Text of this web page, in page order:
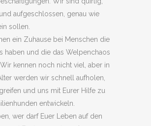
aufgeschlossen, genau wie
sollen.
ein Zuhause bei Menschen die
haben und die das Welpenchaos
kennen noch nicht viel, aber in
werden wir schnell aufholen,
und uns mit Eurer Hilfe zu
entwickeln.
wer darf Euer Leben auf den